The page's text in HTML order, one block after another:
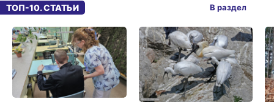
ТОП-10. СТАТЬИ В раздел